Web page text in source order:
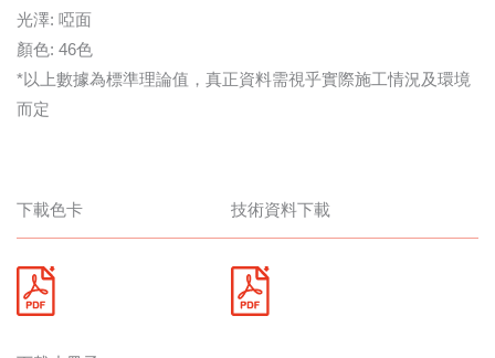
光澤: 啞面
顏色: 46色
*以上數據為標準理論值，真正資料需視乎實際施工情況及環境
而定
下載色卡 技術資料下載